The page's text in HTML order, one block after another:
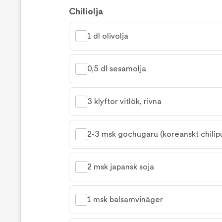
Chiliolja
1 dl olivolja
0,5 dl sesamolja
3 klyftor vitlök, rivna
2-3 msk gochugaru (koreanskt
2 msk japansk soja
1 msk balsamvinäger